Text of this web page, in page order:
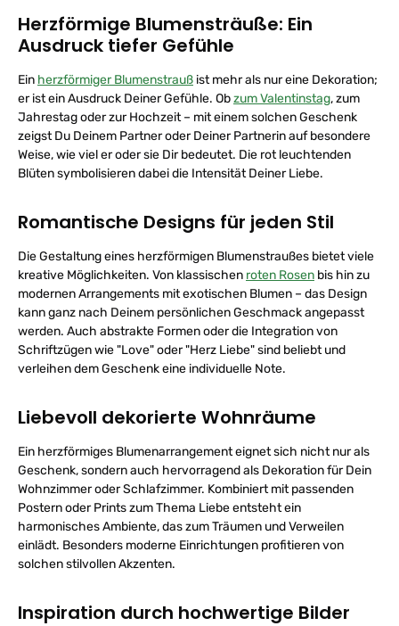
Herzförmige Blumensträuße: Ein
Ausdruck tiefer Gefühle
Ein herzförmiger Blumenstrauß ist mehr als nur eine Dekoration;
er ist ein Ausdruck Deiner Gefühle. Obzum Valentinstag, zum
Jahrestag oder zur Hochzeit – mit einem solchen Geschenk
zeigst Du Deinem Partner oder Deiner Partnerin auf besondere
Weise, wie viel er oder sie Dir bedeutet. Die rot leuchtenden
Blüten symbolisieren dabei die Intensität Deiner Liebe.
Romantische Designs für jeden Stil
Die Gestaltung eines herzförmigen Blumenstraußes bietet viele
kreative Möglichkeiten. Von klassischen roten Rosen bis hin zu
modernen Arrangements mit exotischen Blumen – das Design
kann ganz nach Deinem persönlichen Geschmack angepasst
werden. Auch abstrakte Formen oder die Integration von
Schriftzügen wie "Love" oder "Herz Liebe" sind beliebt und
verleihen dem Geschenk eine individuelle Note.
Liebevoll dekorierte Wohnräume
Ein herzförmiges Blumenarrangement eignet sich nicht nur als
Geschenk, sondern auch hervorragend als Dekoration für Dein
Wohnzimmer oder Schlafzimmer. Kombiniert mit passenden
Postern oder Prints zum Thema Liebe entsteht ein
harmonisches Ambiente, das zum Träumen und Verweilen
einlädt. Besonders moderne Einrichtungen profitieren von
solchen stilvollen Akzenten.
Inspiration durch hochwertige Bilder